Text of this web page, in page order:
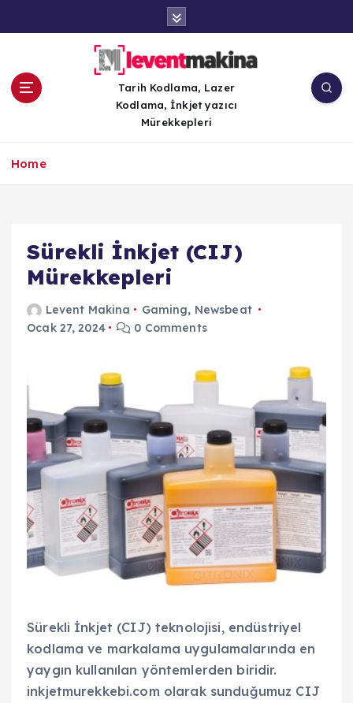
a
Tarih Kodlama, Lazer
Kodlama, İnkjet yazıcı
Mürekkepleri
Home
Sürekli İnkjet (CIJ)
Mürekkepleri
Levent Makina Gaming, Newsbeat
Ocak 27, 2024
0 Comments
Sürekli İnkjet (CIJ) teknolojisi, endüstriyel
kodlama ve markalama uygulamalarında en
yaygın kullanılan yöntemlerden biridir.
inkjetmurekkebi.com olarak sunduğumuz CIJ